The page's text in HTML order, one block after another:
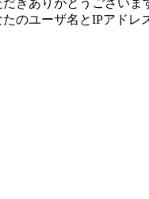
のユーザ名とIPアドレ